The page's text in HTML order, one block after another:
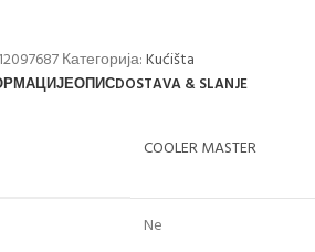
Категорија:Kućišta
ОПИСDOSTAVA & SLANJE
COOLER MASTER
Ne